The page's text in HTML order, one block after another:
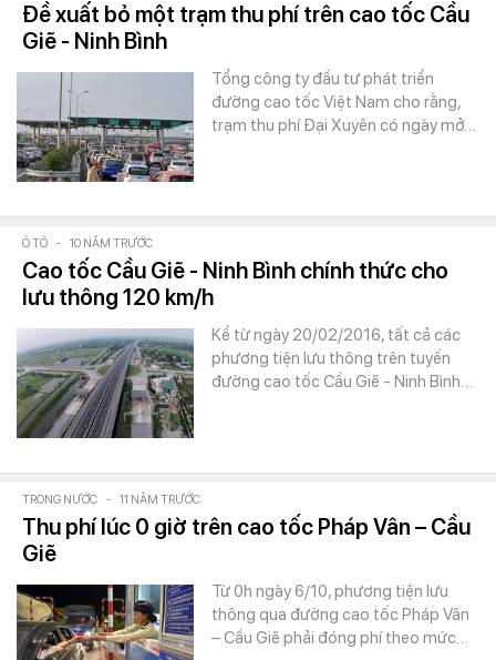
Đề xuất bỏ một trạm thu phí trên cao tốc Cầu
Giẽ - Ninh Bình
Tổng công ty đầu tư phát triển
đường cao tốc Việt Nam cho rằng,
trạm thu phí Đại Xuyên có ngày mở…
Ô TÔ - 10 NĂM TRƯỚC
Cao tốc Cầu Giẽ - Ninh Bình chính thức cho
lưu thông 120 km/h
Kể từ ngày 20/02/2016, tất cả các
phương tiện lưu thông trên tuyến
đường cao tốc Cầu Giẽ - Ninh Bình…
TRONG NƯỚC - 11 NĂM TRƯỚC
Thu phí lúc 0 giờ trên cao tốc Pháp Vân – Cầu
Giẽ
Từ 0h ngày 6/10, phương tiện lưu
thông qua đường cao tốc Pháp Vân
– Cầu Giẽ phải đóng phí theo mức…